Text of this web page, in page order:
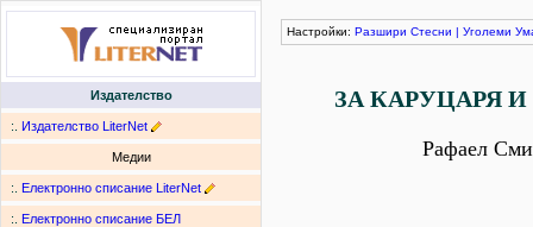
Издателство
:. Издателство LiterNet
Медии
:. Електронно списание LiterNet
:. Електронно списание БЕЛ
Настройки: Разшири Стесни | Уголеми
ЗА КАРУЦАРЯ
Рафаел